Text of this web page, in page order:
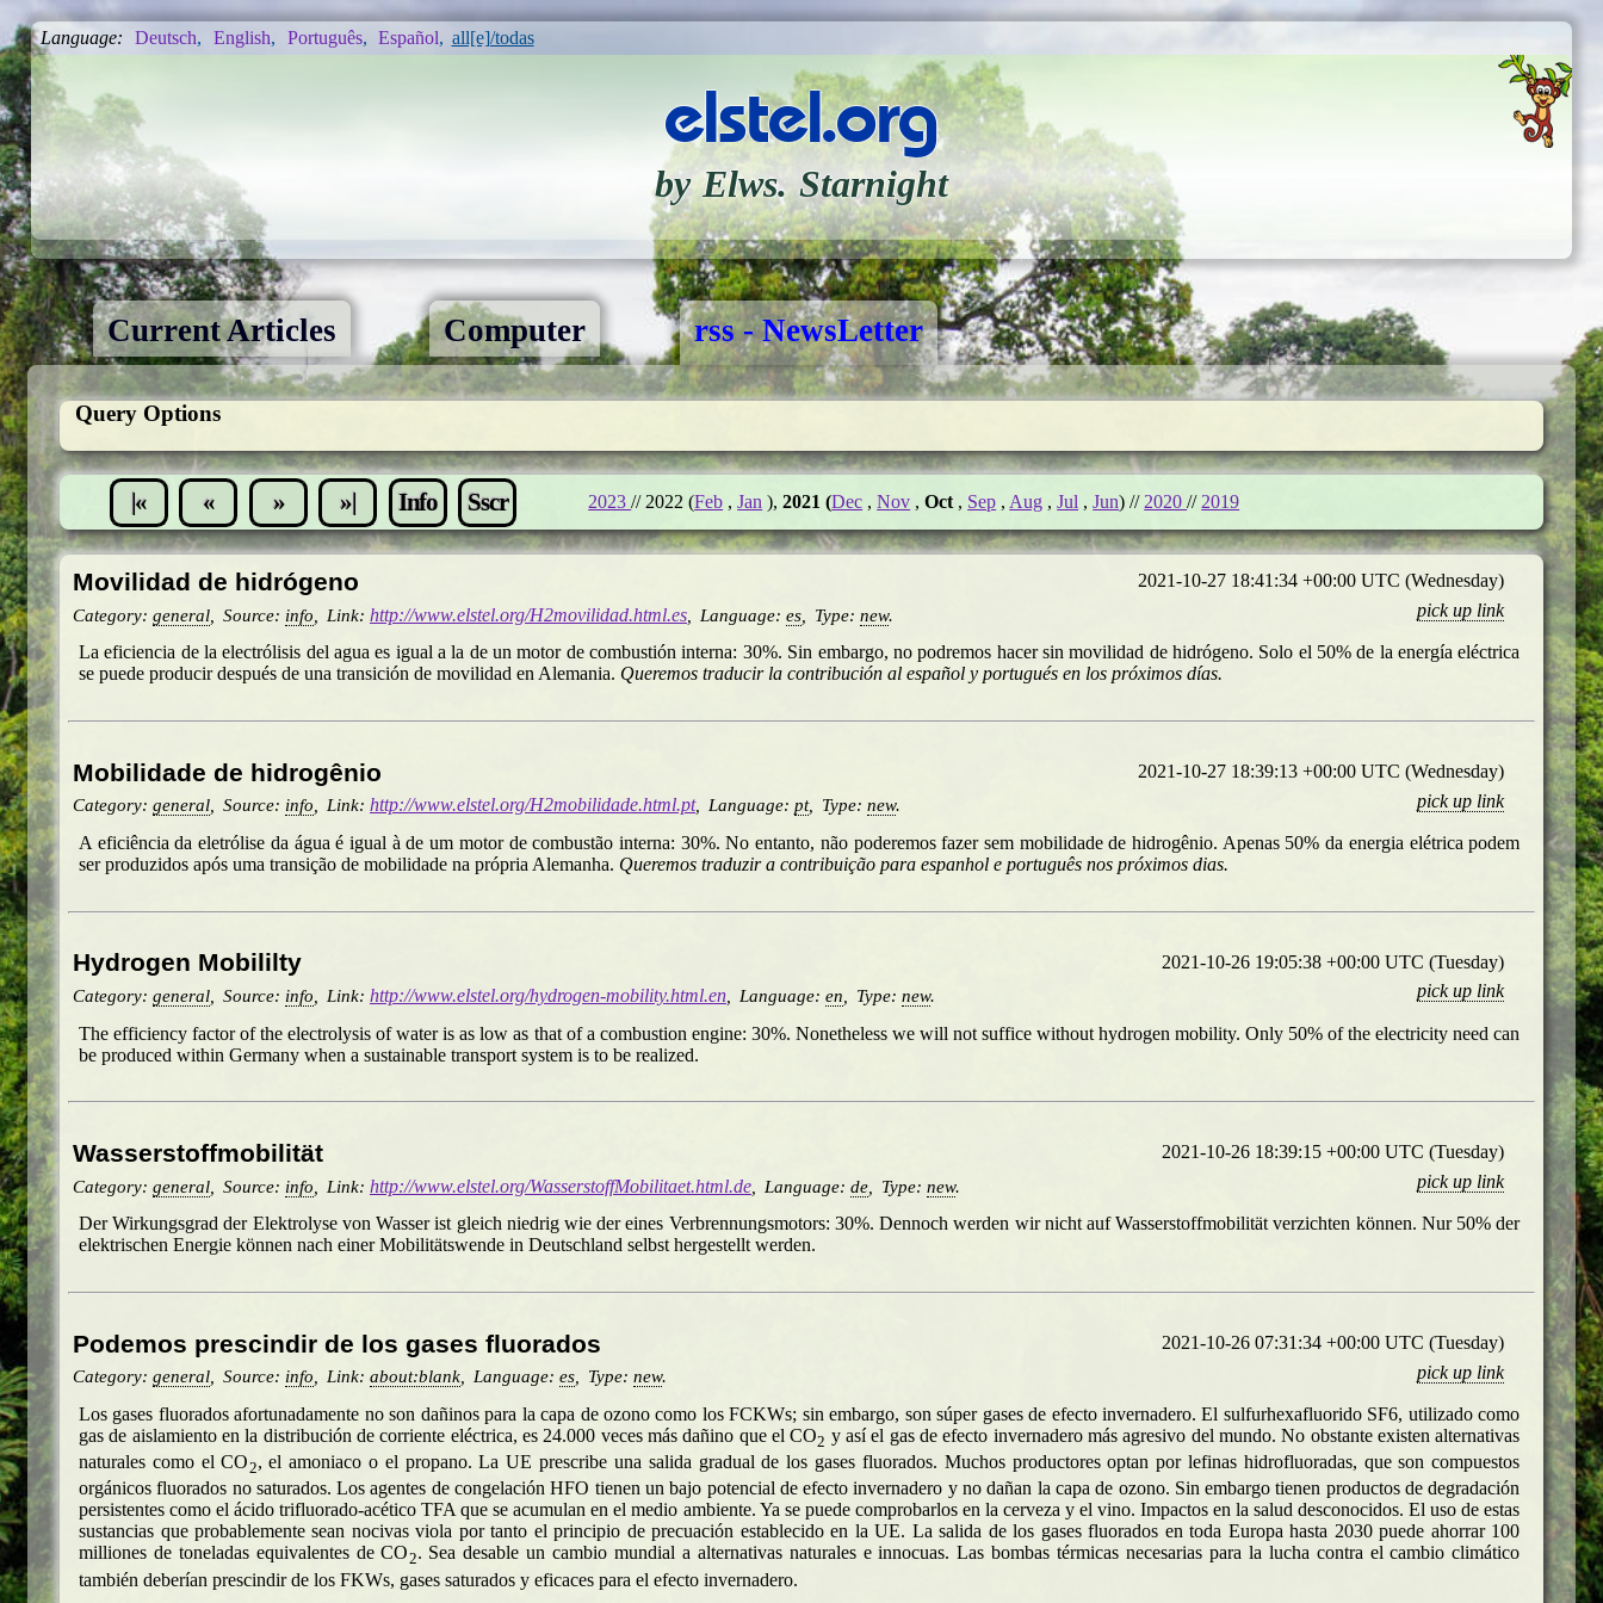
Language: Deutsch, English, Português, Español, all[e]/todas
elstel.org
by Elws. Starnight
Current Articles Computer rss - NewsLetter
Query Options
|« « » »| Info Sscr 2023// 2022 (Feb ,Jan ),2021 (Dec ,Nov ,Oct , Sep , Aug ,Jul ,Jun) // 2020// 2019
2021-10-27 18:41:34 +00:00 UTC (Wednesday)
pick up link
Movilidad de hidrógeno
Category: general, Source: info Link: http://www.elstel.org/H2movilidad.html.es, Language:es Type:new.
La eficiencia de la electrólisis del agua es igual a la de un motor de combustión interna: 30%. Sin embargo, no podremos hacer sin movilidad de hidrógeno. Solo el 50% de la energía eléctrica
se puede producir después de una transición de movilidad en Alemania. Queremos traducir la contribución al español y portugués en los próximos días.
2021-10-27 18:39:13 +00:00 UTC (Wednesday)
pick up link
Mobilidade de hidrogênio
Category: general, Source: info Link: http://www.elstel.org/H2mobilidade.html.pt, Language:pt, Type:new.
A eficiência da eletrólise da água é igual à de um motor de combustão interna: 30%. No entanto, não poderemos fazer sem mobilidade de hidrogênio. Apenas 50% da energia elétrica podem
ser produzidos após uma transição de mobilidade na própria Alemanha. Queremos traduzir a contribuição para espanhol e português nos próximos dias.
2021-10-26 19:05:38 +00:00 UTC (Tuesday)
pick up link
Hydrogen Mobililty
Category: general, Source: info Link: http://www.elstel.org/hydrogen-mobility.html.en, Language:en Type:new.
The efficiency factor of the electrolysis of water is as low as that of a combustion engine: 30%. Nonetheless we will not suffice without hydrogen mobility. Only 50% of the electricity need can
be produced within Germany when a sustainable transport system is to be realized.
2021-10-26 18:39:15 +00:00 UTC (Tuesday)
pick up link
Wasserstoffmobilität
Category: general, Source: info Link: http://www.elstel.org/WasserstoffMobilitaet.html.de, Language:de Type:new.
Der Wirkungsgrad der Elektrolyse von Wasser ist gleich niedrig wie der eines Verbrennungsmotors: 30%. Dennoch werden wir nicht auf Wasserstoffmobilität verzichten können. Nur 50% der
elektrischen Energie können nach einer Mobilitätswende in Deutschland selbst hergestellt werden.
2021-10-26 07:31:34 +00:00 UTC (Tuesday)
pick up link
Podemos prescindir de los gases fluorados
Category: general, Source: info Link: about:blank, Language:es Type:new.
Los gases fluorados afortunadamente no son dañinos para la capa de ozono como los FCKWs; sin embargo, son súper gases de efecto invernadero. El sulfurhexafluorido SF6, utilizado como
gas de aislamiento en la distribución de corriente eléctrica, es 24.000 veces más dañino que el CO2 y así el gas de efecto invernadero más agresivo del mundo. No obstante existen alternativas
naturales como el CO2, el amoniaco o el propano. La UE prescribe una salida gradual de los gases fluorados. Muchos productores optan por lefinas hidrofluoradas, que son compuestos
orgánicos fluorados no saturados. Los agentes de congelación HFO tienen un bajo potencial de efecto invernadero y no dañan la capa de ozono. Sin embargo tienen productos de degradación
persistentes como el ácido trifluorado-acético TFA que se acumulan en el medio ambiente. Ya se puede comprobarlos en la cerveza y el vino. Impactos en la salud desconocidos. El uso de estas
sustancias que probablemente sean nocivas viola por tanto el principio de precuación establecido en la UE. La salida de los gases fluorados en toda Europa hasta 2030 puede ahorrar 100
milliones de toneladas equivalentes de CO2. Sea desable un cambio mundial a alternativas naturales e innocuas. Las bombas térmicas necesarias para la lucha contra el cambio climático
también deberían prescindir de los FKWs, gases saturados y eficaces para el efecto invernadero.